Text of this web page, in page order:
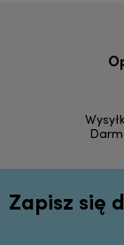
Zapisz się